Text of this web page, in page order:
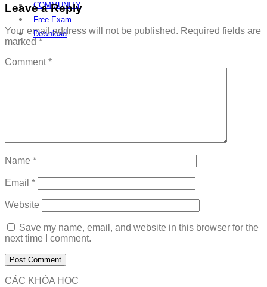
COMMUNITY
Free Exam
Download
Leave a Reply
Your email address will not be published. Required fields are
marked *
Comment*
Name *
Email *
Website
Save my name, email, and website in this browser for the
next time I comment.
CÁC KHÓA HỌC